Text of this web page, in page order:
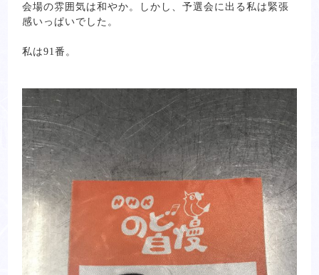
会場の雰囲気は和やか。しかし、予選会に出る私は緊張
感いっぱいでした。
私は91番。